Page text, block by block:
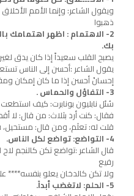
ويقول الشاعر: وإنما الأمم
ذهبوا
2- الاهتمام : اظهر اهتمامك
بك.
يصبح القلب سعيداً إذا كان يدق
يقول الشاعر :أحسن إلى الناس
إحسانُ أحسن إذا ما كان إمكان
3- التفاؤل والحماس .
سُئل نابليون بونابرت: كيف
فقال: كنت أرد بثلاث: من قال: لا
قلت له: تعلَم، ومن قال:
4- التواضع: تواضع لكل الناس.
قال الشاعر :تواضع تكن كالنجم
رفيع
ولا تكن كالدخان يعلو بنفسه****
5- الحلم: لاتغضب أبداً.